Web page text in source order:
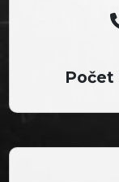
Počet